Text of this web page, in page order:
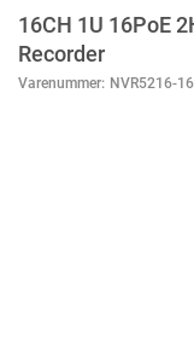
16CH 1U 16PoE
Recorder
Varenummer: NVR5216-